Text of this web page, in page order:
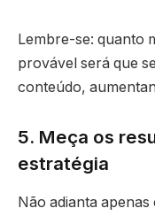
Lembre-se: quanto
provável será que
conteúdo,
5. Meça os
estratégia
Não adianta